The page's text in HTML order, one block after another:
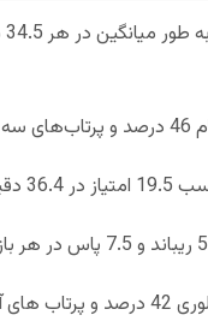
رپترز است.
رسیده شده است.